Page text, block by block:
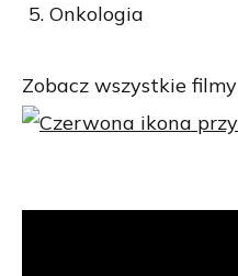
Onkologia
Zobacz wszystkie filmy